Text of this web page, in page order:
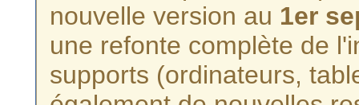
nouvelle version au 1er
une refonte complète de
supports (ordinateurs,